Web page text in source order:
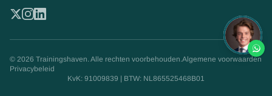
© 2026 Trainingshaven. Alle rechten voorbehouden.Algemene voorwaarden
Privacybeleid
KvK: 91009839 | BTW: NL865525468B01